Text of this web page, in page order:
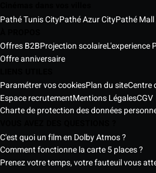
Pathé Tunis CityPathé Azur CityPathé
Offres B2BProjection scolaireL'experience
Offre anniversaire
Paramétrer vos cookiesPlan du siteCentre
Espace recrutementMentions LégalesCGV
Charte de protection des données
C'est quoi un film en Dolby Atmos ?
Comment fonctionne la carte 5 places ?
Prenez votre temps, votre fauteuil vous